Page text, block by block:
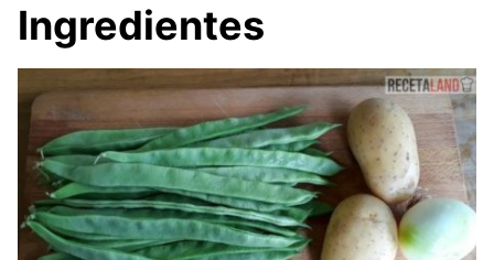
Ingredientes